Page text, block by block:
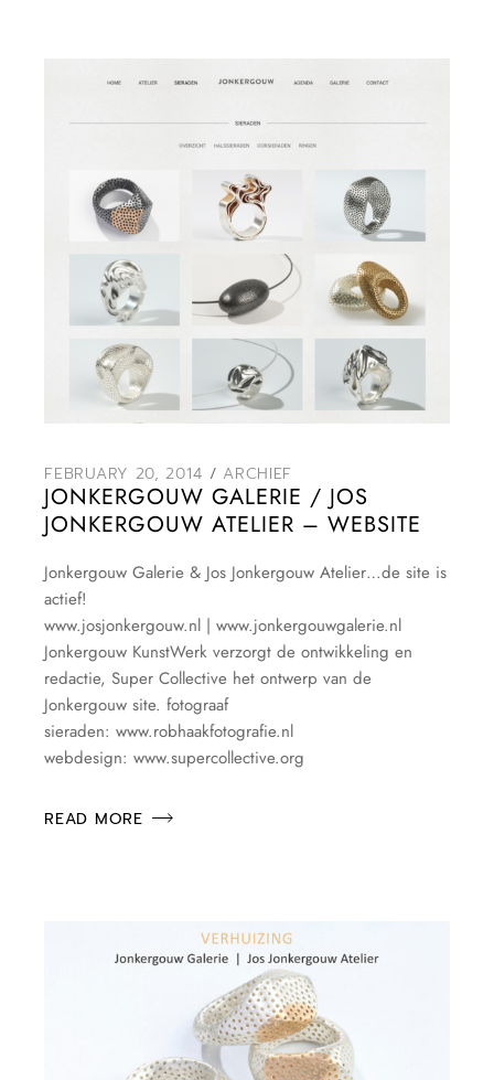
FEBRUARY 20, 2014 ARCHIEF
JONKERGOUW GALERIE / JOS
JONKERGOUW ATELIER – WEBSITE
Jonkergouw Galerie & Jos Jonkergouw Atelier…de site is
actief!
www.josjonkergouw.nl | www.jonkergouwgalerie.nl
Jonkergouw KunstWerk verzorgt de ontwikkeling en
redactie, Super Collective het ontwerp van de
Jonkergouw site. fotograaf
sieraden: www.robhaakfotografie.nl
webdesign: www.supercollective.org
READ MORE